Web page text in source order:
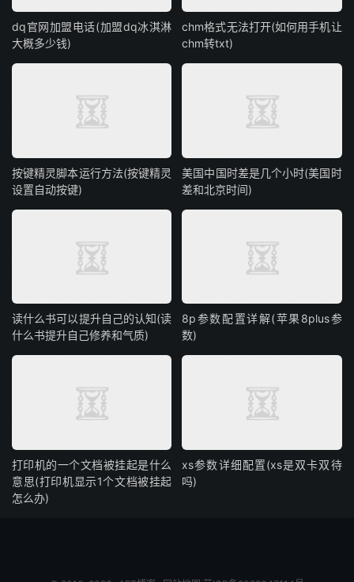
dq官网加盟电话(加盟dq冰淇淋
大概多少钱)
chm格式无法打开(如何用手机让
chm转txt)
按键精灵脚本运行方法(按键精灵
设置自动按键)
美国中国时差是几个小时(美国时
差和北京时间)
读什么书可以提升自己的认知(读
什么书提升自己修养和气质)
8p参数配置详解(苹果8plus参
数)
打印机的一个文档被挂起是什么
意思(打印机显示1个文档被挂起
怎么办)
xs参数详细配置(xs是双卡双待
吗)